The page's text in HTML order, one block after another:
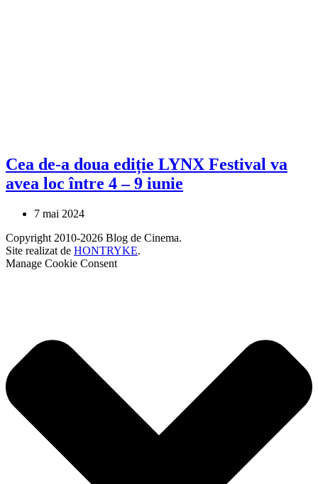
Cea de-a doua ediție LYNX Festival va
avea loc între 4 – 9 iunie
7 mai 2024
Copyright 2010-2026 Blog de Cinema.
Site realizat de HONTRYKE.
Manage Cookie Consent